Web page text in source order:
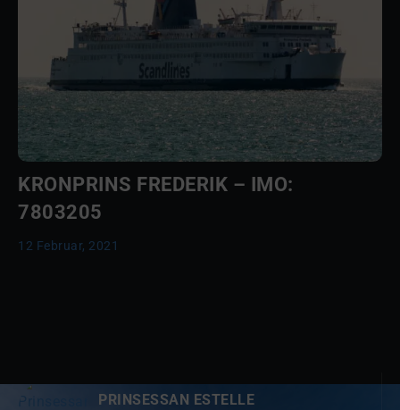
KRONPRINS FREDERIK – IMO:
7803205
12 Februar, 2021
PRINSESSAN ESTELLE